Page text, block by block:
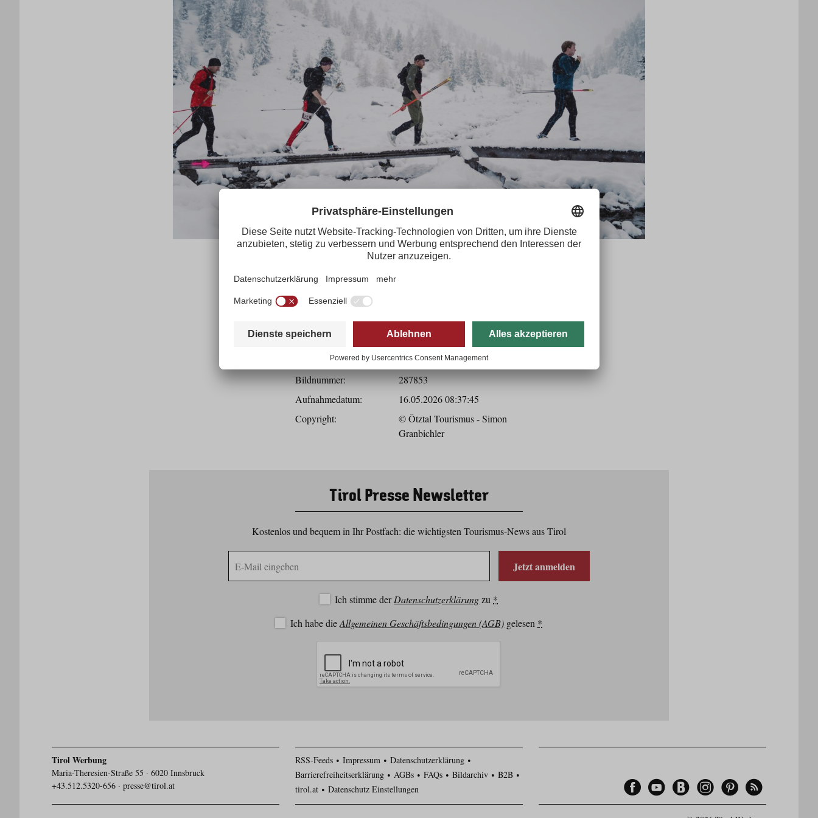
Herunterladen
Bilddaten
Stuiben Trailrun 2026
Bildnummer:
287853
Aufnahmedatum:
16.05.2026 08:37:45
Copyright:
© Ötztal Tourismus - Simon
Granbichler
Tirol Presse Newsletter
Kostenlos und bequem in Ihr Postfach: die wichtigsten Tourismus-News aus Tirol
Mail
Jetzt anmelden
Ich stimme derDatenschutzerklärungzu *
Ich habe dieAllgemeinen Geschäftsbedingungen (AGB) gelesen *
Tirol Werbung
Maria-Theresien-Straße 55 · 6020 Innsbruck
+43.512.5320-656 · presse@tirol.at
RSS-Feeds Impressum
Datenschutzerklärung
Barrierefreiheitserklärung
AGBs FAQs Bildarchiv
B2B
tirol.at
Datenschutz Einstellungen
FacebookYouTubeBloggerInstagramPinterest
Feed